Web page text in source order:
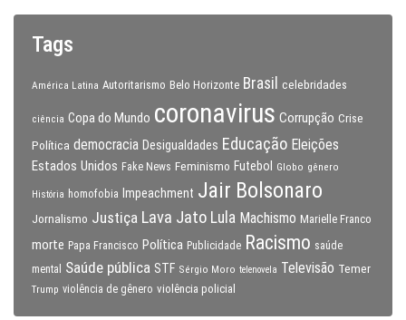
Tags
América Latina Autoritarismo Belo Horizonte Brasil celebridades
ciência Copa do Mundo coronavirus Corrupção Crise
Política democracia Desigualdades Educação Eleições
Estados Unidos Fake News Feminismo Futebol Globo gênero
História homofobia Impeachment Jair Bolsonaro
Jornalismo Justiça Lava Jato Lula Machismo Marielle Franco
morte Papa Francisco Política Publicidade Racismo saúde
mental
Saúde pública STF Sérgio Moro telenovela Televisão Temer
Trump violência de gênero violência policial